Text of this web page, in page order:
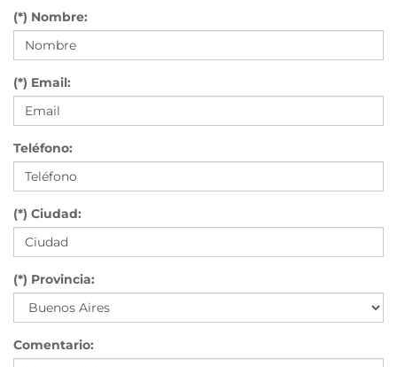
(*) Nombre:
(*) Email:
Teléfono:
(*) Ciudad:
(*) Provincia:
Comentario: